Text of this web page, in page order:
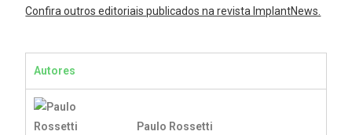
Confira outros editoriais publicados na revista ImplantNews.
Autores
Paulo Rossetti